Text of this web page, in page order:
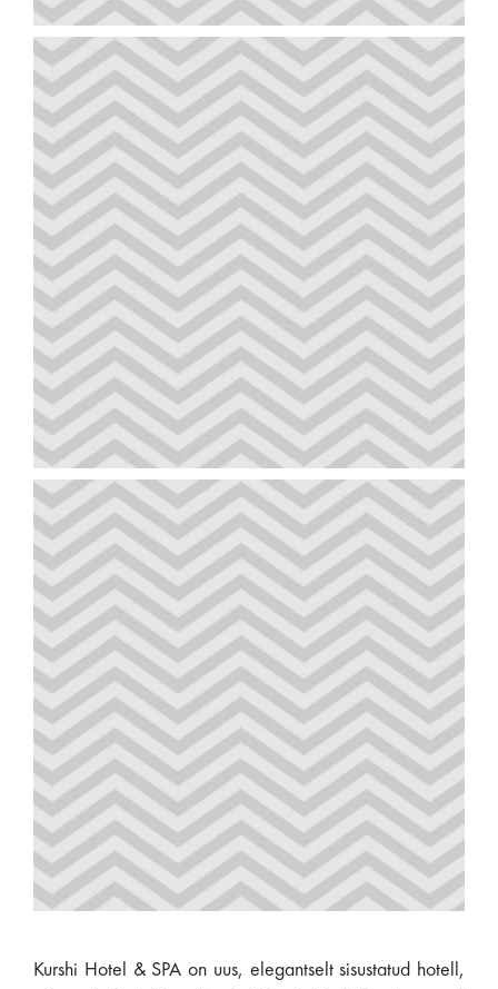
Kurshi Hotel & SPA on uus, elegantselt sisustatud hotell,